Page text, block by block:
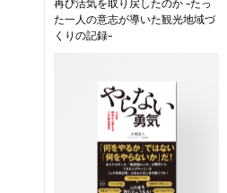
再び活気を取り戻したのか -たっ
た一人の意志が導いた観光地域づ
くりの記録-